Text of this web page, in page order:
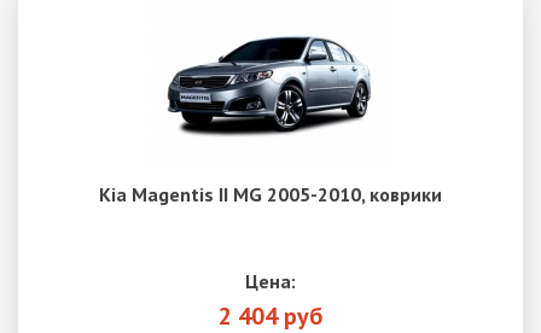
Kia Magentis II MG 2005-2010, коврики
Цена:
2 404 руб